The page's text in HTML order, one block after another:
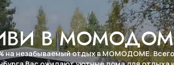
НА САЙТ ОТЕЛЯ